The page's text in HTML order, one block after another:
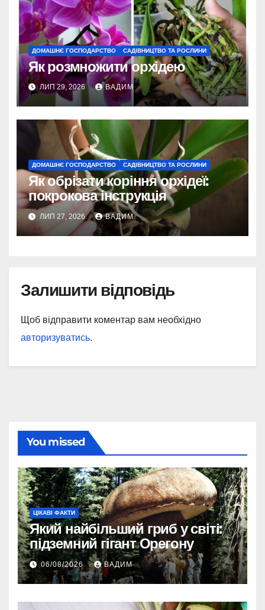
ДОМАШНЄ ГОСПОДАРСТВО САДІВНИЦТВО ТА РОСЛИНИ
Як розмножити орхідею
ЛИП 29, 2026 ВАДИМ
ДОМАШНЄ ГОСПОДАРСТВО САДІВНИЦТВО ТА РОСЛИНИ
Як обрізати коріння орхідеї:
покрокова інструкція
ЛИП 27, 2026 ВАДИМ
Залишити відповідь
Щоб відправити коментар вам необхідно
авторизуватись.
You missed
ЦІКАВІ ФАКТИ
Який найбільший гриб у світі:
підземний гігант Орегону
06/08/2026 ВАДИМ